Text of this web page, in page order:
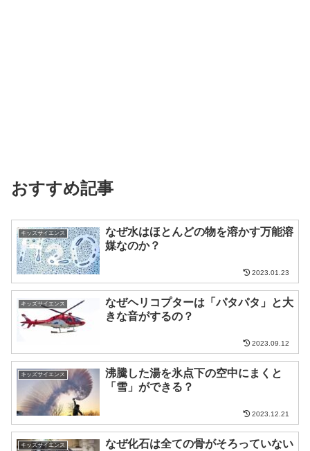
おすすめ記事
キッズサイエンス
なぜ水はほとんどの物を溶かす万能溶
媒なのか？
2023.01.23
キッズサイエンス
なぜヘリコプターは「パタパタ」と大
きな音がするの？
2023.09.12
キッズサイエンス
沸騰した湯を氷点下の空中にまくと
「雪」ができる？
2023.12.21
キッズサイエンス
なぜ化石は全ての骨がそろっていない